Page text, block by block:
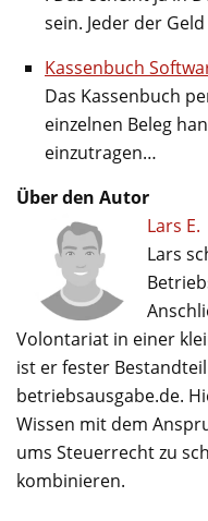
sein. Jeder der
Kassenbuch
Das Kassenbuch
einzelnen Beleg
einzutragen…
Über den Autor
Lars E.
Lars
Volontariat in einer
ist er fester
betriebsausgabe.de.
Wissen mit dem
ums Steuerrecht zu
kombinieren.